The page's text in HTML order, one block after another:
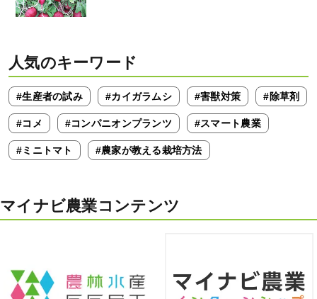
人気のキーワード
#生産者の試み #カイガラムシ #害獣対策 #除草剤
#コメ #コンパニオンプランツ #スマート農業
#ミニトマト #農家が教える栽培方法
マイナビ農業コンテンツ